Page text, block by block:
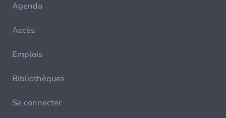
Agenda
Accès
Emplois
Bibliothèques
Se connecter